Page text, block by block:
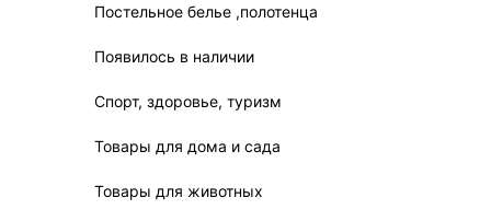
Постельное белье ,полотенца
Появилось в наличии
Спорт, здоровье, туризм
Товары для дома и сада
Товары для животных